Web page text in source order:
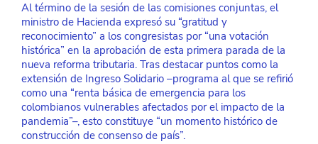
Al término de la sesión de las comisiones conjuntas, el
ministro de Hacienda expresó su “gratitud y
reconocimiento” a los congresistas por “una votación
histórica” en la aprobación de esta primera parada de la
nueva reforma tributaria. Tras destacar puntos como la
extensión de Ingreso Solidario –programa al que se refirió
como una “renta básica de emergencia para los
colombianos vulnerables afectados por el impacto de la
pandemia”–, esto constituye “un momento histórico de
construcción de consenso de país”.